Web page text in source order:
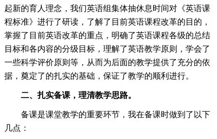
起新的育人理念，我们英语组集体抽休息时间对《英语课
程标准》进行了研读，了解了目前英语课程改革的目的，
掌握了目前英语改革的重点，明确了英语课程各级的总结
目标和各内容的分级目标，理解了英语教学原则，学会了
一些科学评价原则等，从而为后面的教学提供了充分的依
据，奠定了的扎实的基础，保证了教学的顺利进行。
二、扎实备课，理清教学思路。
备课是课堂教学的重要环节，我在备课时做到了以下
几点：